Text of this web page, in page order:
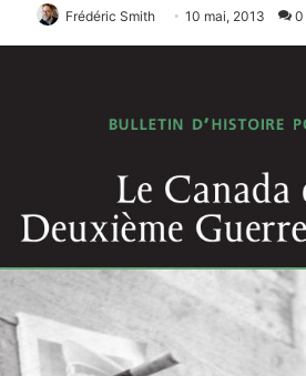
Frédéric Smith 10 mai, 2013 0